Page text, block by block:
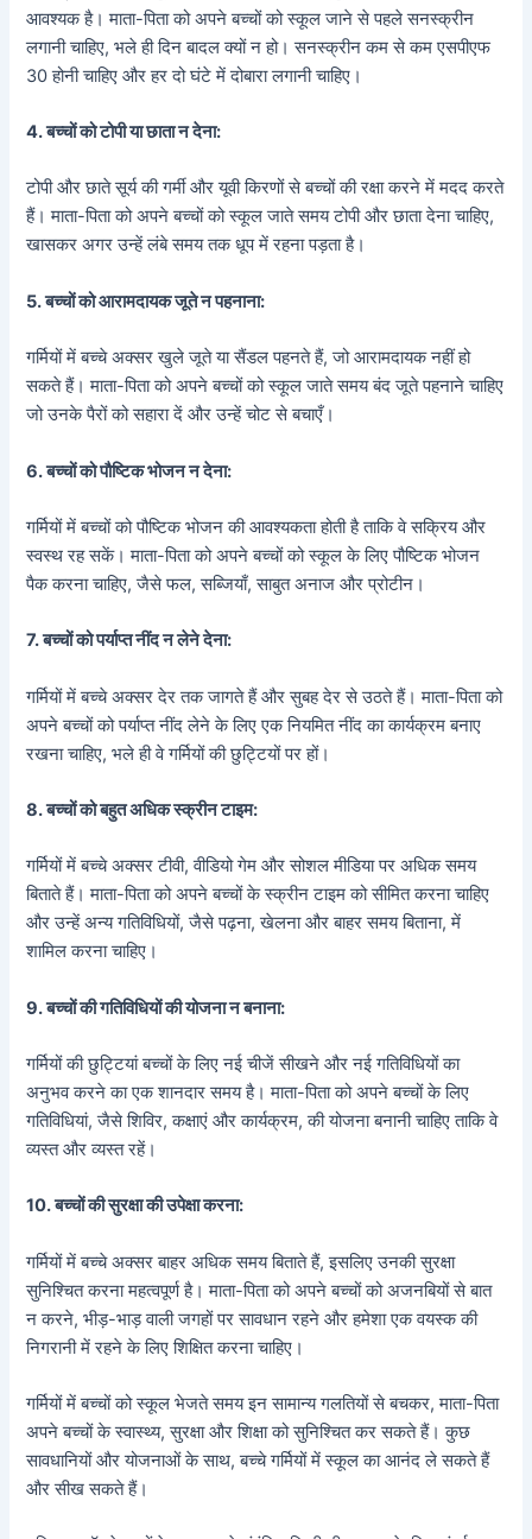
आवश्यक है। माता-पिता को अपने बच्चों को स्कूल जाने से पहले सनस्क्रीन
लगानी चाहिए, भले ही दिन बादल क्यों न हो। सनस्क्रीन कम से कम एसपीएफ
30 होनी चाहिए और हर दो घंटे में दोबारा लगानी चाहिए।
4.बच्चों को टोपी या छाता न देना:
टोपी और छाते सूर्य की गर्मी और यूवी किरणों से बच्चों की रक्षा करने में मदद करते
हैं। माता-पिता को अपने बच्चों को स्कूल जाते समय टोपी और छाता देना चाहिए,
खासकर अगर उन्हें लंबे समय तक धूप में रहना पड़ता है।
5.बच्चों को आरामदायक जूते न पहनाना:
गर्मियों में बच्चे अक्सर खुले जूते या सैंडल पहनते हैं, जो आरामदायक नहीं हो
सकते हैं। माता-पिता को अपने बच्चों को स्कूल जाते समय बंद जूते पहनाने चाहिए
जो उनके पैरों को सहारा दें और उन्हें चोट से बचाएँ।
6.बच्चों को पौष्टिक भोजन न देना:
गर्मियों में बच्चों को पौष्टिक भोजन की आवश्यकता होती है ताकि वे सक्रिय और
स्वस्थ रह सकें। माता-पिता को अपने बच्चों को स्कूल के लिए पौष्टिक भोजन
पैक करना चाहिए, जैसे फल, सब्जियाँ, साबुत अनाज और प्रोटीन।
7.बच्चों को पर्याप्त नींद न लेने देना:
गर्मियों में बच्चे अक्सर देर तक जागते हैं और सुबह देर से उठते हैं। माता-पिता को
अपने बच्चों को पर्याप्त नींद लेने के लिए एक नियमित नींद का कार्यक्रम बनाए
रखना चाहिए, भले ही वे गर्मियों की छुट्टियों पर हों।
8.बच्चों को बहुत अधिक स्क्रीन टाइम:
गर्मियों में बच्चे अक्सर टीवी, वीडियो गेम और सोशल मीडिया पर अधिक समय
बिताते हैं। माता-पिता को अपने बच्चों के स्क्रीन टाइम को सीमित करना चाहिए
और उन्हें अन्य गतिविधियों, जैसे पढ़ना, खेलना और बाहर समय बिताना, में
शामिल करना चाहिए।
9.बच्चों की गतिविधियों की योजना न बनाना:
गर्मियों की छुट्टियां बच्चों के लिए नई चीजें सीखने और नई गतिविधियों का
अनुभव करने का एक शानदार समय है। माता-पिता को अपने बच्चों के लिए
गतिविधियां, जैसे शिविर, कक्षाएं और कार्यक्रम, की योजना बनानी चाहिए ताकि वे
व्यस्त और व्यस्त रहें।
10.बच्चों की सुरक्षा की उपेक्षा करना:
गर्मियों में बच्चे अक्सर बाहर अधिक समय बिताते हैं, इसलिए उनकी सुरक्षा
सुनिश्चित करना महत्वपूर्ण है। माता-पिता को अपने बच्चों को अजनबियों से बात
न करने, भीड़-भाड़ वाली जगहों पर सावधान रहने और हमेशा एक वयस्क की
निगरानी में रहने के लिए शिक्षित करना चाहिए।
गर्मियों में बच्चों को स्कूल भेजते समय इन सामान्य गलतियों से बचकर, माता-पिता
अपने बच्चों के स्वास्थ्य, सुरक्षा और शिक्षा को सुनिश्चित कर सकते हैं। कुछ
सावधानियों और योजनाओं के साथ, बच्चे गर्मियों में स्कूल का आनंद ले सकते हैं
और सीख सकते हैं।